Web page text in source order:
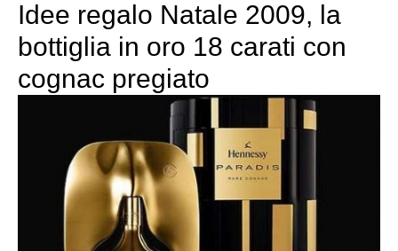
Idee regalo Natale 2009, la
bottiglia in oro 18 carati con
cognac pregiato